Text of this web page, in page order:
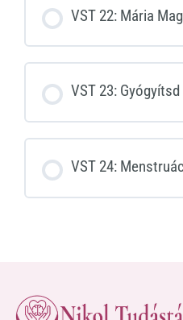
VST 22: Mária
VST 23:
VST 24: